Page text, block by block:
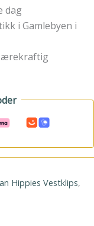
dag
i Gamlebyen i
Hippies Vestklips,